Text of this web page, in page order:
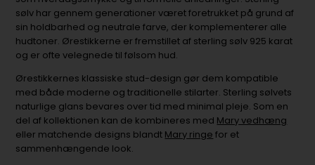
sølv har gennem generationer været foretrukket på grund af
sin holdbarhed og neutrale farve, der komplementerer alle
hudtoner. Ørestikkerne er fremstillet af sterling sølv 925 karat
og er ofte velegnede til følsom hud.
Ørestikkernes klassiske stud-design gør dem kompatible
med både moderne og traditionelle stilarter. Sterling sølvets
naturlige glans bevares over tid med minimal pleje. Som en
del af kollektionen kan de kombineres med Mary vedhæng
eller matchende designs blandt Mary ringe for et
sammenhængende look.